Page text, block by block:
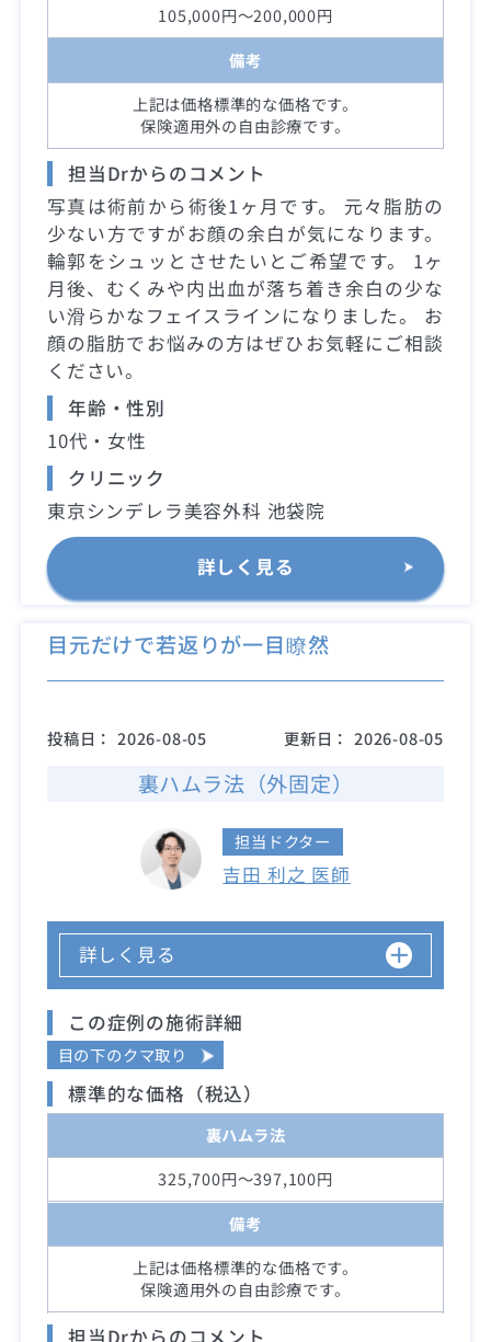
105,000円～200,000円
備考
上記は価格標準的な価格です。
保険適用外の自由診療です。
担当Drからのコメント
写真は術前から術後1ヶ月です。 元々脂肪の
少ない方ですがお顔の余白が気になります。
輪郭をシュッとさせたいとご希望です。 1ヶ
月後、むくみや内出血が落ち着き余白の少な
い滑らかなフェイスラインになりました。 お
顔の脂肪でお悩みの方はぜひお気軽にご相談
ください。
年齢・性別
10代・女性
クリニック
東京シンデレラ美容外科 池袋院
詳しく見る
目元だけで若返りが一目瞭然
投稿日： 2026-08-05 更新日： 2026-08-05
裏ハムラ法（外固定）
担当ドクター
吉田 利之 医師
詳しく見る
この症例の施術詳細
目の下のクマ取り
標準的な価格（税込）
裏ハムラ法
325,700円～397,100円
備考
上記は価格標準的な価格です。
保険適用外の自由診療です。